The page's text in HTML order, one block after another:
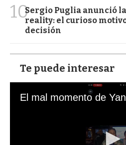
10Sergio Puglia anunció
reality: el curioso
decisión
Te puede interesar